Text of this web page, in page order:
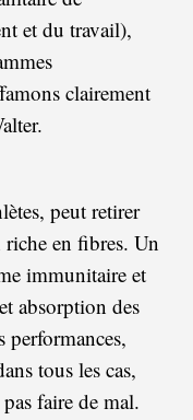
et du travail),
clairement
peut retirer
riche en fibres. Un
immunitaire et
absorption des
performances,
tous les cas,
faire de mal.